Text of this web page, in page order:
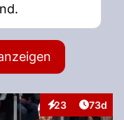
23
Interaktionen
Artikel
73d